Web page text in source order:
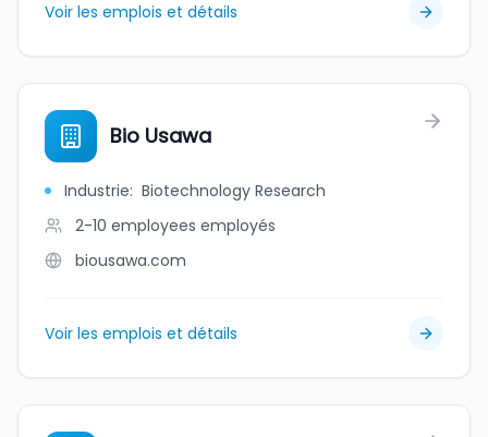
Voir les emplois et détails
Bio Usawa
Industrie: Biotechnology Research
2-10 employees employés
biousawa.com
Voir les emplois et détails